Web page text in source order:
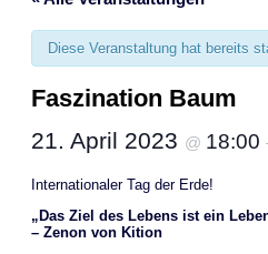
Diese Veranstaltung hat bereits
Faszination Baum
21. April 2023 @ 18:00
Internationaler Tag der Erde!
„Das Ziel des Lebens ist ein
– Zenon von Kition